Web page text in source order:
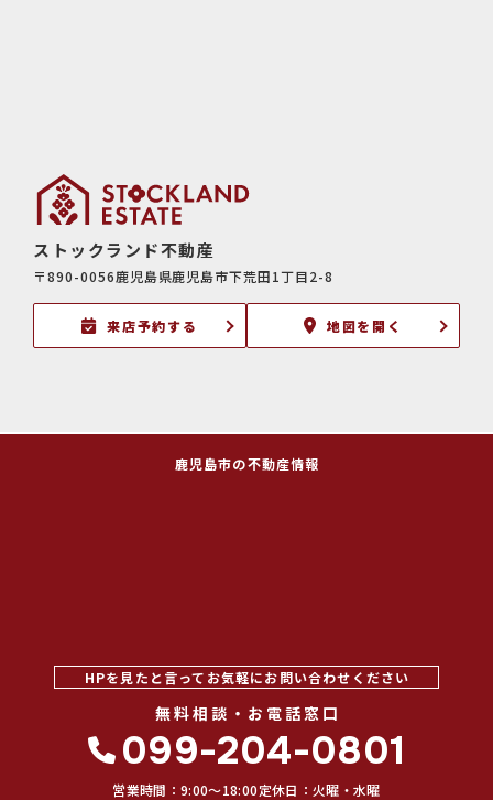
ストックランド不動産
〒890-0056鹿児島県鹿児島市下荒田1丁目2-8
来店予約する 地図を開く
鹿児島市の不動産情報
HPを見たと言ってお気軽にお問い合わせください
無料相談・お電話窓口
099-204-0801
営業時間：9:00〜18:00定休日：火曜・水曜